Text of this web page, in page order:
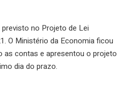
no Projeto de Lei
O Ministério da Economia ficou
contas e apresentou o projeto
dia do prazo.